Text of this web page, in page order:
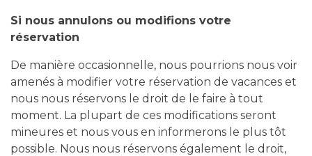
Si nous annulons ou modifions votre
réservation
De manière occasionnelle, nous pourrions nous voir
amenés à modifier votre réservation de vacances et
nous nous réservons le droit de le faire à tout
moment. La plupart de ces modifications seront
mineures et nous vous en informerons le plus tôt
possible. Nous nous réservons également le droit,